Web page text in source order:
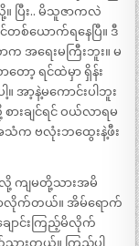
ပြီး.. မိသူဇာကလဲ
ယောက်ရနေပြီ။ ဒီ
ရေးမကြီးဘူး။ မ
ော့ ရင်ထဲမှာ ရှိန်း
အာ့နဲ့မကောင်းပါဘူး
းချင်ရင် ဝယ်လာရမ
အသံက ဗလုံးဘထွေးနဲ့ဖီး
ကျမတို့သားအမိ
ာလိုက်တယ်။ အိမ်ရောက်
ာင်းကြည့်မိလိုက်
ားတယ်။ ကြည့်ပါ